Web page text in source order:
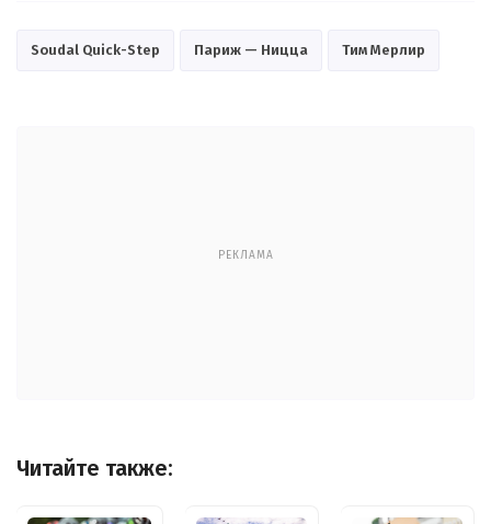
Soudal Quick-Step Париж — Ницца Тим Мерлир
РЕКЛАМА
Читайте также: